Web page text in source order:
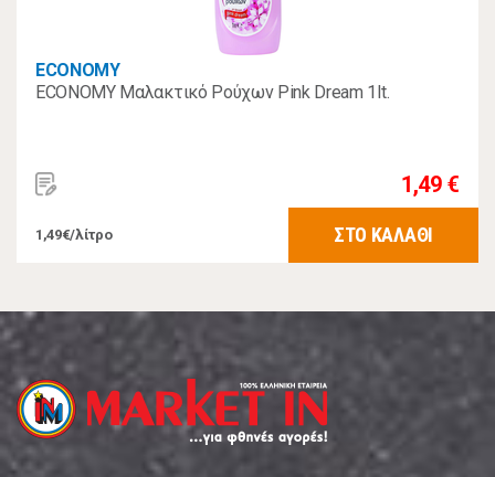
ECONOMY
ECONOMY Μαλακτικό Ρούχων Pink Dream 1lt.
1,49 €
1,49€/λίτρο ΣΤΟ ΚΑΛΑΘΙ